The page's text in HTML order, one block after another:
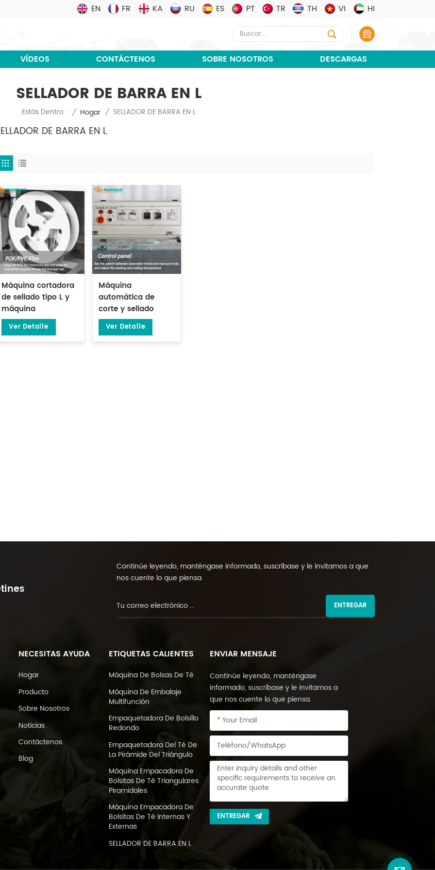
EN FR KA RU ES PT TR TH VI HI
VÍDEOS CONTÁCTENOS SOBRE NOSOTROS DESCARGAS
SELLADOR DE BARRA EN L
Estás Dentro : / Hogar / SELLADOR DE BARRA EN L
DE BARRA EN L
Máquina cortadora
de sellado tipo L y
máquina
empacadora de
túnel termorretráctil
Ver Detalle
Máquina
automática de
corte y sellado
térmico de película
POF DL-450L
Ver Detalle
Continúe leyendo, manténgase informado, suscríbase y le invitamos a que
nos cuente lo que piensa.
ENTREGAR
NECESITAS AYUDA
Hogar
Producto
Sobre Nosotros
Noticias
Contáctenos
Blog
ETIQUETAS CALIENTES
Máquina De Bolsas De Té
Máquina De Embalaje
Multifunción
Empaquetadora De Bolsillo
Redondo
Empaquetadora Del Té De
La Pirámide Del Triángulo
Máquina Empacadora De
Bolsitas De Té Triangulares
Piramidales
Máquina Empacadora De
Bolsitas De Té Internas Y
Externas
SELLADOR DE BARRA EN L
ENVIAR MENSAJE
Continúe leyendo, manténgase
informado, suscríbase y le invitamos a
que nos cuente lo que piensa.
ENTREGAR